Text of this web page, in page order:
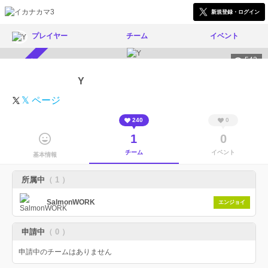
新規登録・ログイン
プレイヤー チーム イベント
543
Y
𝕏 ページ
基本情報
240
1
チーム
0
0
イベント
所属中 （ 1 ）
SalmonWORK エンジョイ
申請中 （ 0 ）
申請中のチームはありません